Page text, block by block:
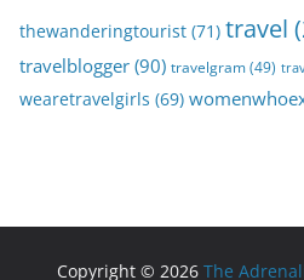
thewanderingtourist (71) travel
travelblogger (90) travelgram(49)
wearetravelgirls (69)
Copyright © 2026 The